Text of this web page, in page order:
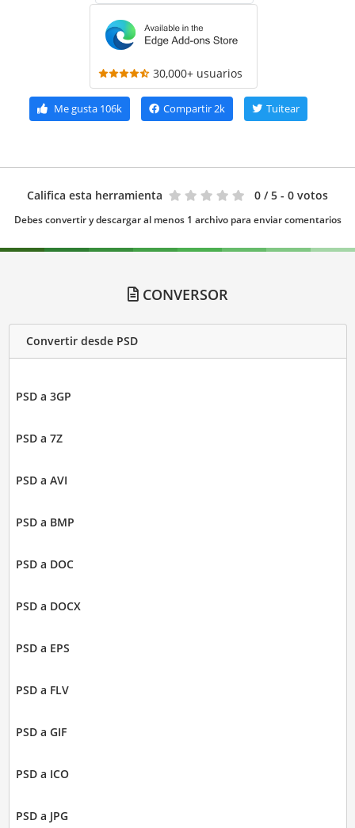
30,000+ usuarios
Me gusta106k Compartir2k Tuitear
Califica esta herramienta 0 / 5 - 0 votos
Debes convertir y descargar al menos 1 archivo para enviar comentarios
CONVERSOR
Convertir desde PSD
PSD a 3GP
PSD a 7Z
PSD a AVI
PSD a BMP
PSD a DOC
PSD a DOCX
PSD a EPS
PSD a FLV
PSD a GIF
PSD a ICO
PSD a JPG